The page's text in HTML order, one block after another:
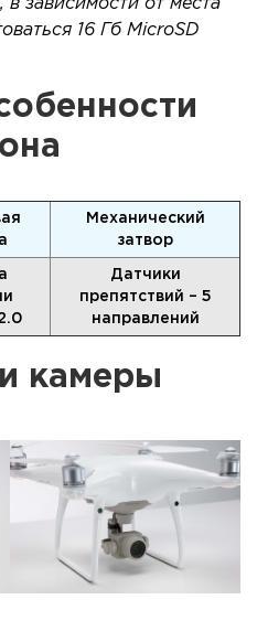
зависимости от места
16 Гб MicroSD
Механический
затвор
Датчики
препятствий – 5
направлений
камеры